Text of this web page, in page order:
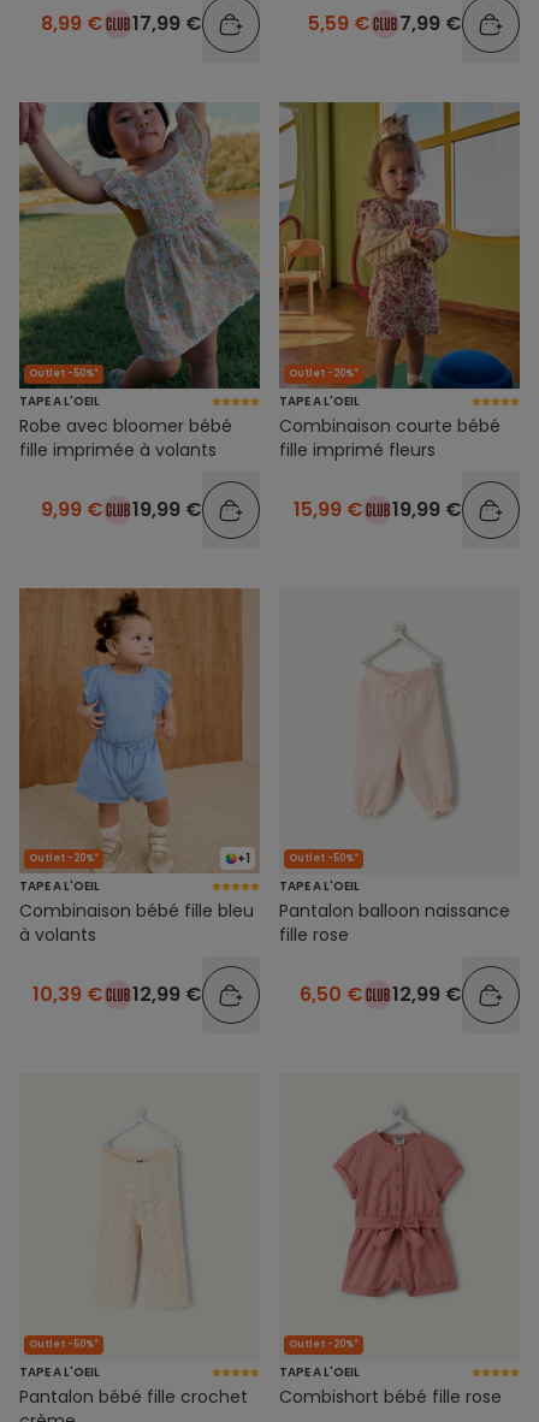
8,99 € 17,99 € 5,59 € 7,99 €
Outlet -50%*
TAPE A L'OEIL
Robe avec bloomer bébé
fille imprimée à volants
9,99 € 19,99 €
Outlet -20%*
TAPE A L'OEIL
Combinaison courte bébé
fille imprimé fleurs
15,99 € 19,99 €
+1
Outlet -20%*
TAPE A L'OEIL
Combinaison bébé fille bleu
à volants
10,39 € 12,99 €
Outlet -50%*
TAPE A L'OEIL
Pantalon balloon naissance
fille rose
6,50 € 12,99 €
Outlet -50%*
TAPE A L'OEIL
Pantalon bébé fille crochet
Outlet -20%*
TAPE A L'OEIL
Combishort bébé fille rose